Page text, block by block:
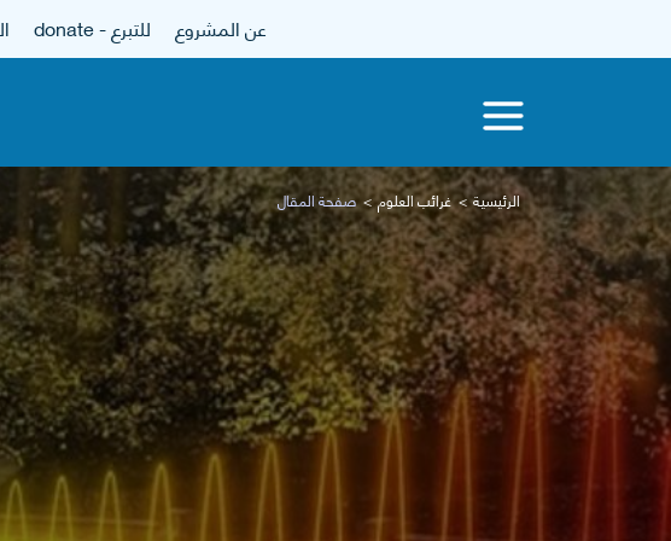
عن المشروع للتبرع - donate
الرئيسية غرائب العلوم صفحة المقال